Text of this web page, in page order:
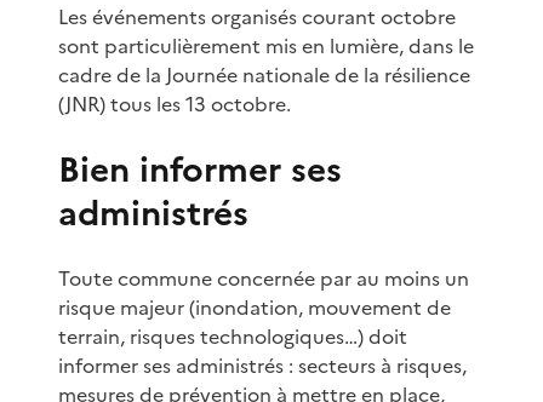
Les événements organisés courant octobre
sont particulièrement mis en lumière, dans le
cadre de la Journée nationale de la résilience
(JNR) tous les 13 octobre.
Bien informer ses
administrés
Toute commune concernée par au moins un
risque majeur (inondation, mouvement de
terrain, risques technologiques…) doit
informer ses administrés : secteurs à risques,
mesures de prévention à mettre en place,